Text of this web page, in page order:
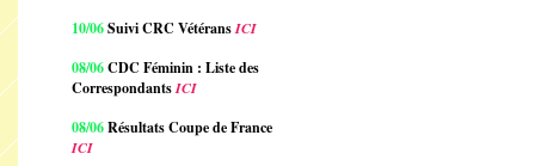
10/06Suivi CRC VétéransICI
08/06CDC Féminin : Liste des
CorrespondantsICI
08/06Résultats Coupe de France
ICI